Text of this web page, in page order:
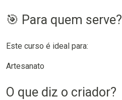
🎯 Para quem serve?
Este curso é ideal para:
Artesanato
O que diz o criador?